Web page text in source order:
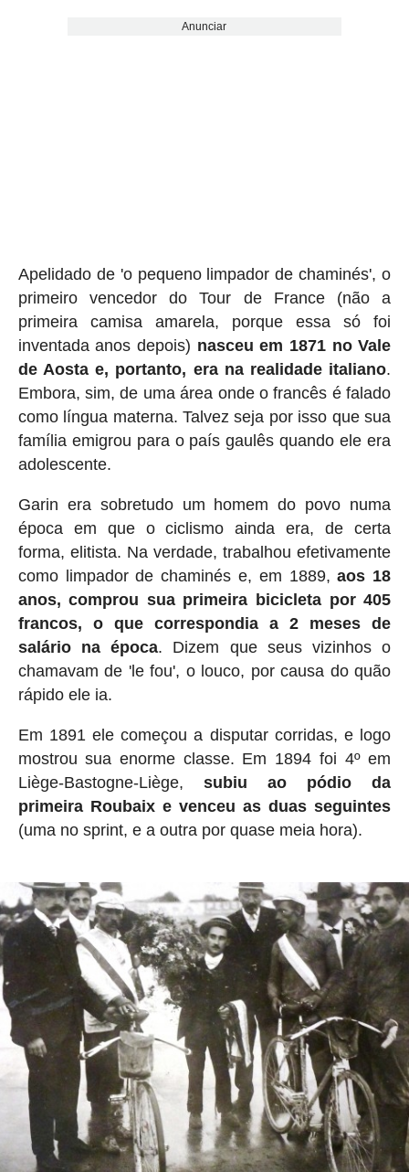
Anunciar
Apelidado de 'o pequeno limpador de chaminés', o
primeiro vencedor do Tour de France (não a
primeira camisa amarela, porque essa só foi
inventada anos depois) nasceu em 1871 no Vale
de Aosta e, portanto, era na realidade italiano.
Embora, sim, de uma área onde o francês é falado
como língua materna. Talvez seja por isso que sua
família emigrou para o país gaulês quando ele era
adolescente.
Garin era sobretudo um homem do povo numa
época em que o ciclismo ainda era, de certa
forma, elitista. Na verdade, trabalhou efetivamente
como limpador de chaminés e, em 1889,aos 18
anos, comprou sua primeira bicicleta por 405
francos, o que correspondia a 2 meses de
salário na época. Dizem que seus vizinhos o
chamavam de 'le fou', o louco, por causa do quão
rápido ele ia.
Em 1891 ele começou a disputar corridas, e logo
mostrou sua enorme classe. Em 1894 foi 4º em
Liège-Bastogne-Liège, subiu ao pódio da
primeira Roubaix e venceu as duas seguintes
(uma no sprint, e a outra por quase meia hora).